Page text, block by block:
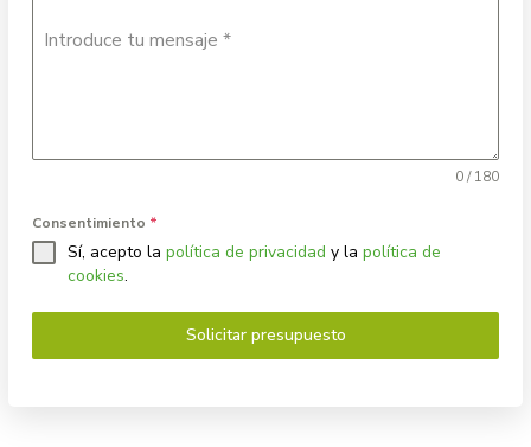
Introduce tu mensaje*
0 / 180
Consentimiento *
Sí, acepto lapolítica de privacidad y lapolítica de
cookies.
Solicitar presupuesto